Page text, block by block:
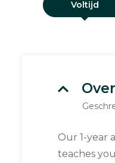
Voltijd
Our 1-year
teaches